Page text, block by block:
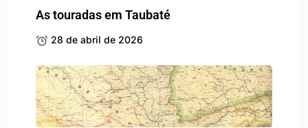
As touradas em Taubaté
28 de abril de 2026